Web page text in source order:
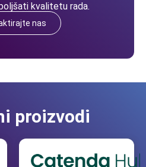
kvalitetu rada.
nas
proizvodi